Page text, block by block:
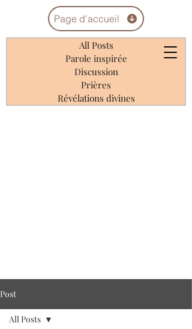
Page d'accueil
All Posts
Parole inspirée
Discussion
Prières
Révélations divines
Post
All Posts